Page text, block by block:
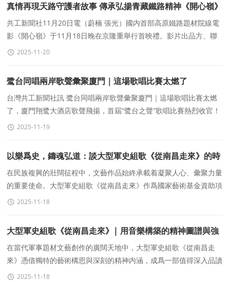
真情再現天路守護者故事 傳承弘揚青藏鐵路精神《開心嶺》
北京首映禮隆重舉行
共工新聞社11月20日電（蔚楠 張光）國内首部高原鐵路題材院線電
影《開心嶺》于11月18日晚在京隆重舉行首映禮。影片出品方、聯
合攝制方代表、業界領導、專家學者以及主創成員齊
2025-11-20
鹭台同唱兩岸歌聲彙聚廈門｜這場歌唱比賽太燃了
台灣共工新聞社訊 鹭台同唱兩岸歌聲彙聚廈門｜這場歌唱比賽太燃
了，廈門翔鹭大酒店歌聲飛揚，首屆“鹭台之聲”歌唱比賽熱烈收官！
數十名兩岸選手同台競技，用經典與流行曲目演繹音樂魅力，以歌會
2025-11-19
以樂爲史，鑄魂弘道：談大型軍史組歌《從南昌走來》的時
代價值與藝術創新
在民族複興的壯闊征程中，文藝作品始終承載着凝聚人心、彙聚力量
的重要使命。大型軍史組歌《從南昌走來》作爲國家藝術基金資助項
目，以其深沉的曆史厚度與精湛的藝術表達，在日前
2025-11-18
大型軍史組歌《從南昌走來》| 用音樂構築的精神圖譜與強
軍号角
在當代軍事題材文藝創作的廣闊天地中，大型軍史組歌《從南昌走
來》憑借獨特的藝術構思與深刻的精神内涵，成爲一部值得深入品讀
的精品力作。作品跳出單純曆史叙述與藝術表演的框
2025-11-18